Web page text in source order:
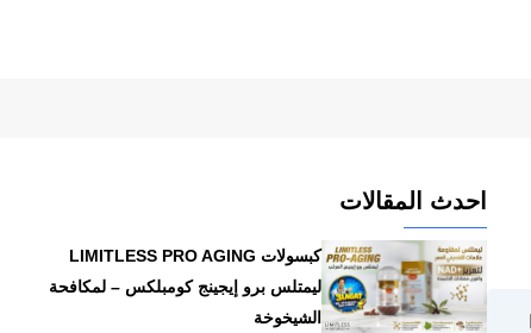
احدث المقالات
كبسولات LIMITLESS PRO AGING
ليمتلس برو إيجينج كومبلكس – لمكافحة
الشيخوخة